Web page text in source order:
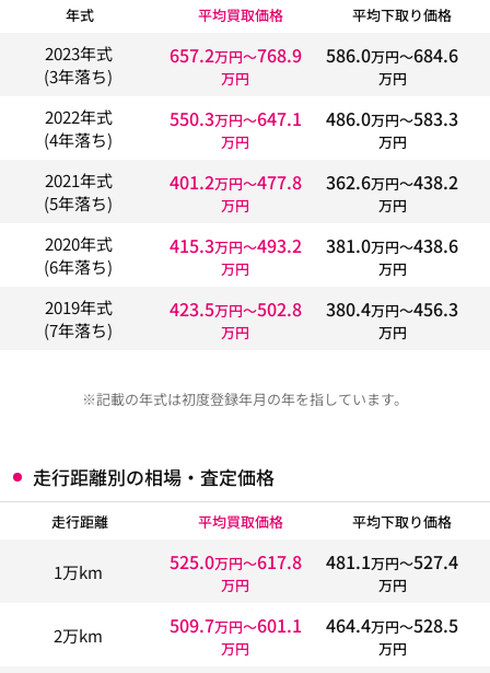
年式 平均買取価格 平均下取り価格
2023年式
(3年落ち)
657.2万円〜768.9
万円
586.0万円〜684.6
万円
2022年式
(4年落ち)
550.3万円〜647.1
万円
486.0万円〜583.3
万円
2021年式
(5年落ち)
401.2万円〜477.8
万円
362.6万円〜438.2
万円
2020年式
(6年落ち)
415.3万円〜493.2
万円
381.0万円〜438.6
万円
2019年式
(7年落ち)
423.5万円〜502.8
万円
380.4万円〜456.3
万円
※記載の年式は初度登録年月の年を指しています。
走行距離別の相場・査定価格
走行距離 平均買取価格 平均下取り価格
1万km 525.0万円〜617.8
万円
481.1万円〜527.4
万円
2万km 509.7万円〜601.1
万円
464.4万円〜528.5
万円